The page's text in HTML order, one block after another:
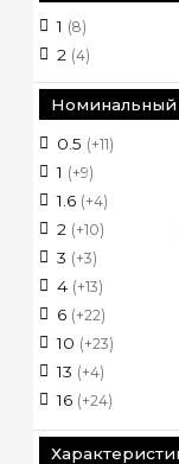
1 (8)
2 (4)
Номинальный
0.5 (+11)
1 (+9)
1.6 (+4)
2 (+10)
3 (+3)
4 (+13)
6 (+22)
10 (+23)
13 (+4)
16 (+24)